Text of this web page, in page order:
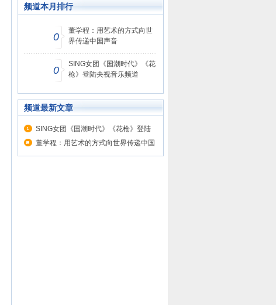
频道本月排行
0
董学程：用艺术的方式向世
界传递中国声音
0
SING女团《国潮时代》《花
枪》登陆央视音乐频道
频道最新文章
SING女团《国潮时代》《花枪》登陆
央视...
董学程：用艺术的方式向世界传递中国
声音